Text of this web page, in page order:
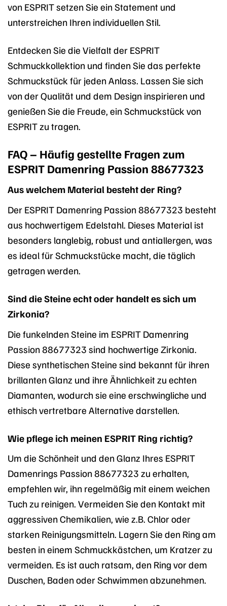
von ESPRIT setzen Sie ein Statement und
unterstreichen Ihren individuellen Stil.
Entdecken Sie die Vielfalt der ESPRIT
Schmuckkollektion und finden Sie das perfekte
Schmuckstück für jeden Anlass. Lassen Sie sich
von der Qualität und dem Design inspirieren und
genießen Sie die Freude, ein Schmuckstück von
ESPRIT zu tragen.
FAQ – Häufig gestellte Fragen zum
ESPRIT Damenring Passion 88677323
Aus welchem Material besteht der Ring?
Der ESPRIT Damenring Passion 88677323 besteht
aus hochwertigem Edelstahl. Dieses Material ist
besonders langlebig, robust und antiallergen, was
es ideal für Schmuckstücke macht, die täglich
getragen werden.
Sind die Steine echt oder handelt es sich um
Zirkonia?
Die funkelnden Steine im ESPRIT Damenring
Passion 88677323 sind hochwertige Zirkonia.
Diese synthetischen Steine sind bekannt für ihren
brillanten Glanz und ihre Ähnlichkeit zu echten
Diamanten, wodurch sie eine erschwingliche und
ethisch vertretbare Alternative darstellen.
Wie pflege ich meinen ESPRIT Ring richtig?
Um die Schönheit und den Glanz Ihres ESPRIT
Damenrings Passion 88677323 zu erhalten,
empfehlen wir, ihn regelmäßig mit einem weichen
Tuch zu reinigen. Vermeiden Sie den Kontakt mit
aggressiven Chemikalien, wie z.B. Chlor oder
starken Reinigungsmitteln. Lagern Sie den Ring am
besten in einem Schmuckkästchen, um Kratzer zu
vermeiden. Es ist auch ratsam, den Ring vor dem
Duschen, Baden oder Schwimmen abzunehmen.